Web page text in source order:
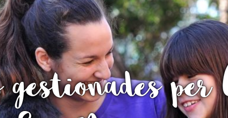
ACTUALITAT
Notícies
Butlletins
Diari de la Fundació
Fundesplai als mitjans
Xarxes socials